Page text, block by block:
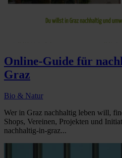
Online-Guide für
Graz
Bio & Natur
Wer in Graz nachhaltig leben will,
Shops, Vereinen, Projekten und
nachhaltig-in-graz...